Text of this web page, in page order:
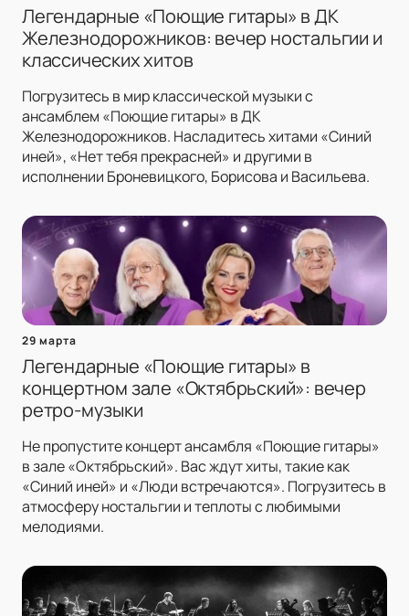
Легендарные «Поющие гитары» в ДК
Железнодорожников: вечер ностальгии и
классических хитов
Погрузитесь в мир классической музыки с
ансамблем «Поющие гитары» в ДК
Железнодорожников. Насладитесь хитами «Синий
иней», «Нет тебя прекрасней» и другими в
исполнении Броневицкого, Борисова и Васильева.
29 марта
Легендарные «Поющие гитары» в
концертном зале «Октябрьский»: вечер
ретро-музыки
Не пропустите концерт ансамбля «Поющие гитары»
в зале «Октябрьский». Вас ждут хиты, такие как
«Синий иней» и «Люди встречаются». Погрузитесь в
атмосферу ностальгии и теплоты с любимыми
мелодиями.